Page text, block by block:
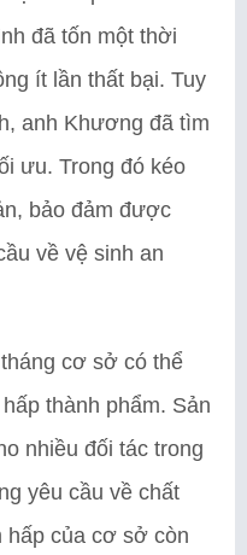
đã tốn một thời
ít lần thất bại. Tuy
anh Khương đã tìm
ưu. Trong đó kéo
bảo đảm được
về vệ sinh an
cơ sở có thể
thành phẩm. Sản
nhiều đối tác trong
yêu cầu về chất
hấp của cơ sở còn